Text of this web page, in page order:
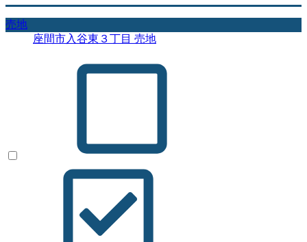
売地
座間市入谷東３丁目 売地